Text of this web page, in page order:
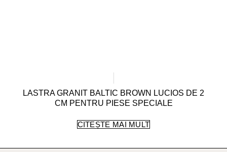
LASTRA GRANIT BALTIC BROWN LUCIOS DE 2
CM PENTRU PIESE SPECIALE
CITEȘTE MAI MULT